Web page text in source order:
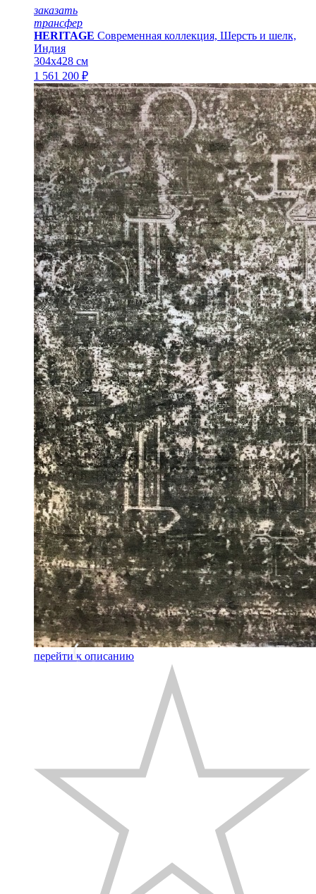
заказать
трансфер
HERITAGE Современная коллекция, Шерсть и шелк,
Индия
304x428 см
1 561 200 ₽
перейти к описанию